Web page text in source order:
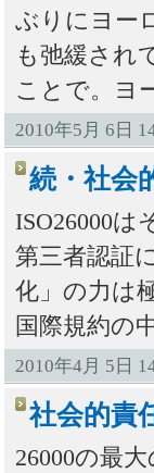
ぶりにヨー
も弛緩され
ことで。ヨ
2010年5月 6日
続・社会
ISO26000
第三者認証
化」の力は
国際規約の
2010年4月 5日
社会的責
26000の最